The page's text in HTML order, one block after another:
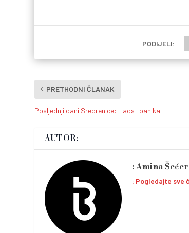
PODIJELI:
PRETHODNI ČLANAK
Posljednji dani Srebrenice: Haos i panika
AUTOR:
Amina
Pogledajte sve